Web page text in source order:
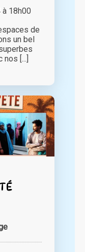
18h00
de
un bel
nos [...]